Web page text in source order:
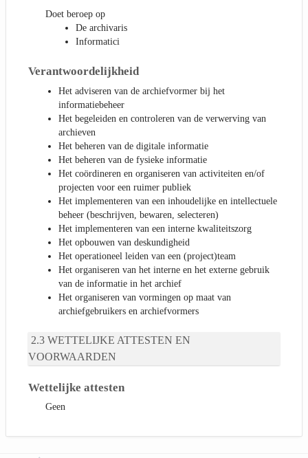
Doet beroep op
De archivaris
Informatici
Verantwoordelijkheid
Het adviseren van de archiefvormer bij het
informatiebeheer
Het begeleiden en controleren van de verwerving van
archieven
Het beheren van de digitale informatie
Het beheren van de fysieke informatie
Het coördineren en organiseren van activiteiten en/of
projecten voor een ruimer publiek
Het implementeren van een inhoudelijke en intellectuele
beheer (beschrijven, bewaren, selecteren)
Het implementeren van een interne kwaliteitszorg
Het opbouwen van deskundigheid
Het operationeel leiden van een (project)team
Het organiseren van het interne en het externe gebruik
van de informatie in het archief
Het organiseren van vormingen op maat van
archiefgebruikers en archiefvormers
WETTELIJKE ATTESTEN EN
VOORWAARDEN
Wettelijke attesten
Geen